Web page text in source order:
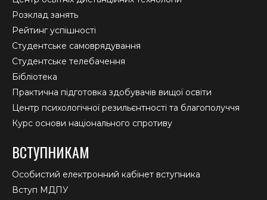
Розклад занять
Рейтинг успішності
Студентське самоврядування
Студентське телебачення
Бібліотека
Практична підготовка здобувачів вищої освіти
Центр психологічної резильєнтності та благополуччя
Курс основи національного спротиву
ВСТУПНИКАМ
Особистий електронний кабінет вступника
Вступ МДПУ